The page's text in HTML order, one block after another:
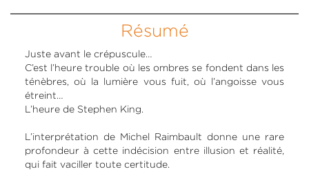
Résumé
Juste avant le crépuscule…
C’est l’heure trouble où les ombres se fondent dans les
ténèbres, où la lumière vous fuit, où l’angoisse vous
étreint…
L’heure de Stephen King.
L’interprétation de Michel Raimbault donne une rare
profondeur à cette indécision entre illusion et réalité,
qui fait vaciller toute certitude.